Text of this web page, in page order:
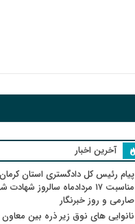
آخرین اخبار
پیام رئیس کل دادگستری استان
مناسبت ۱۷ مردادماه سالروز
صارمی و روز خبرنگار
نانوایی های نوق زیر ذره بین